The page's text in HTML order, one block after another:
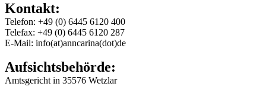
Kontakt:
Telefon: +49 (0) 6445 6120 400
Telefax: +49 (0) 6445 6120 287
E-Mail: info(at)anncarina(dot)de
Aufsichtsbehörde:
Amtsgericht in 35576 Wetzlar